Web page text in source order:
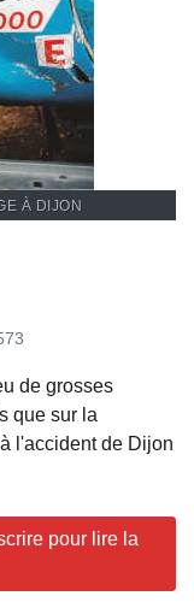
À DIJON
de grosses
que sur la
l'accident de Dijon
pour lire la